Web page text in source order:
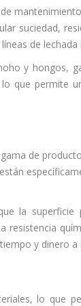
suciedad,
de lechada
y hongos,
que permite
de
la
y dinero a
lo que